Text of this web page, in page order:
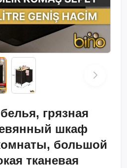
грязная
шкаф
большой
тканевая